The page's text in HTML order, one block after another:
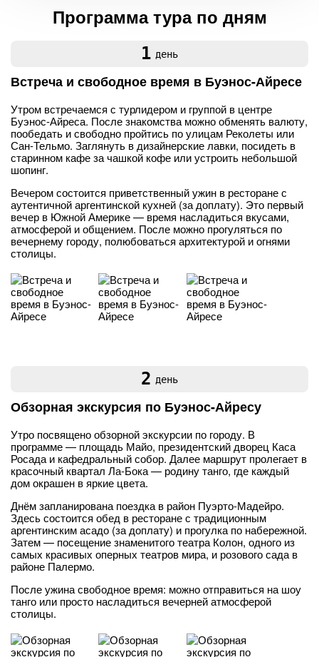
Программа тура по дням
1 день
Встреча и свободное время в Буэнос-Айресе
Утром встречаемся с турлидером и группой в центре
Буэнос-Айреса. После знакомства можно обменять валюту,
пообедать и свободно пройтись по улицам Реколеты или
Сан-Тельмо. Заглянуть в дизайнерские лавки, посидеть в
старинном кафе за чашкой кофе или устроить небольшой
шопинг.
Вечером состоится приветственный ужин в ресторане с
аутентичной аргентинской кухней (за доплату). Это первый
вечер в Южной Америке — время насладиться вкусами,
атмосферой и общением. После можно прогуляться по
вечернему городу, полюбоваться архитектурой и огнями
столицы.
2 день
Обзорная экскурсия по Буэнос-Айресу
Утро посвящено обзорной экскурсии по городу. В
программе — площадь Майо, президентский дворец Каса
Росада и кафедральный собор. Далее маршрут пролегает в
красочный квартал Ла-Бока — родину танго, где каждый
дом окрашен в яркие цвета.
Днём запланирована поездка в район Пуэрто-Мадейро.
Здесь состоится обед в ресторане с традиционным
аргентинским асадо (за доплату) и прогулка по набережной.
Затем — посещение знаменитого театра Колон, одного из
самых красивых оперных театров мира, и розового сада в
районе Палермо.
После ужина свободное время: можно отправиться на шоу
танго или просто насладиться вечерней атмосферой
столицы.